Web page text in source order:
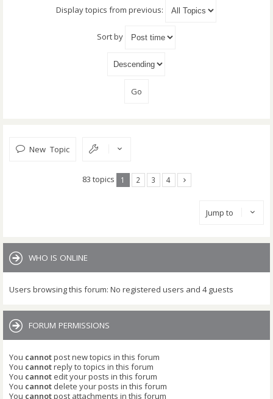
Display topics from previous:
Sort by
New Topic
83 topics 1 2 3 4
Jump to
WHO IS ONLINE
Users browsing this forum: No registered users and 4 guests
FORUM PERMISSIONS
You cannotpost new topics in this forum
You cannotreply to topics in this forum
You cannot edit your posts in this forum
You cannot delete your posts in this forum
You cannotpost attachments in this forum